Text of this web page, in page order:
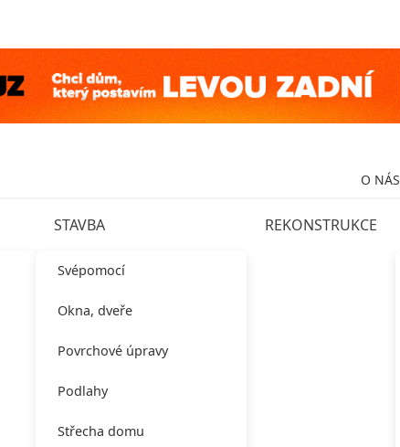
O NÁS
STAVBA
Svépomocí
Okna, dveře
Povrchové úpravy
Podlahy
Střecha domu
REKONSTRUKCE